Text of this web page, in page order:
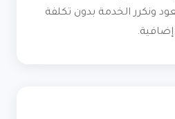
ونكرر الخدمة بدون تكلفة
إضافية.